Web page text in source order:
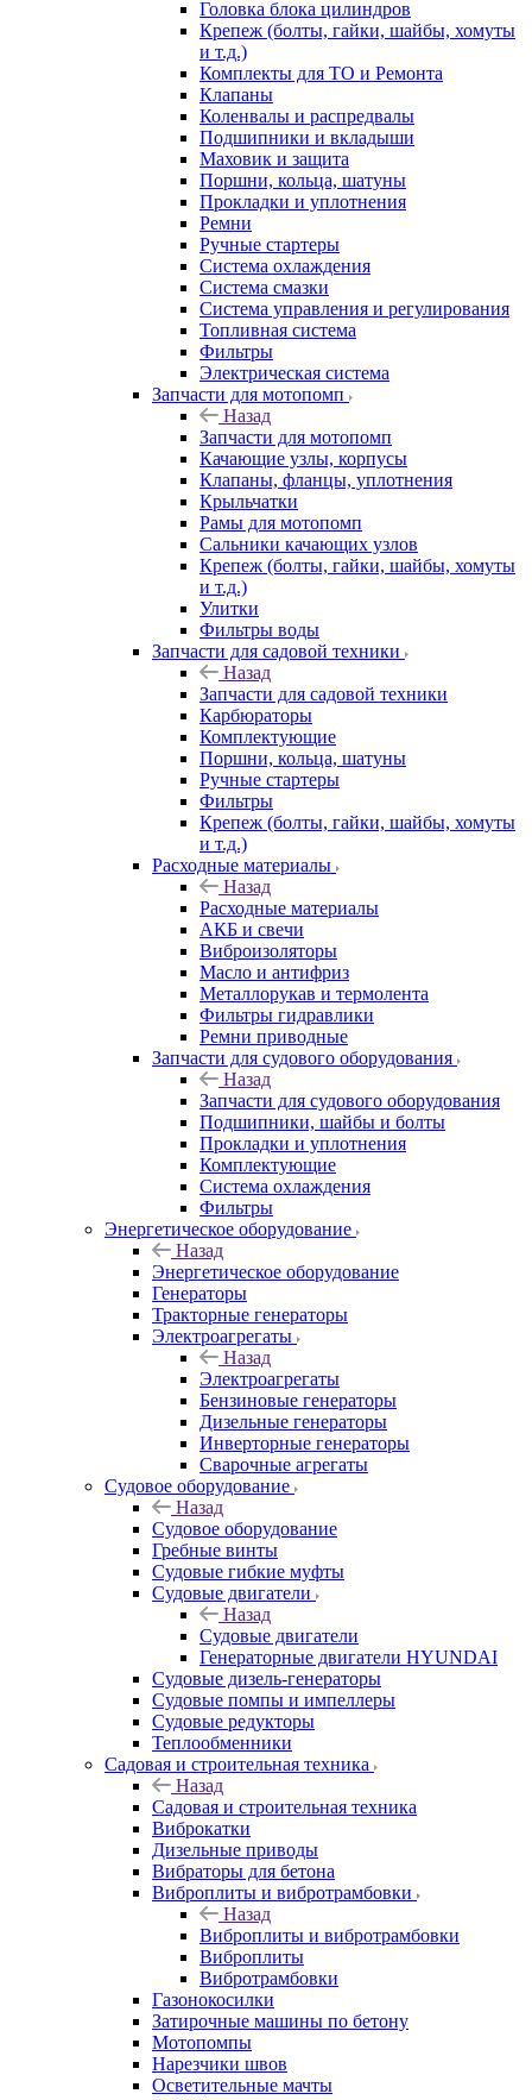
Головка блока цилиндров
Крепеж (болты, гайки, шайбы, хомуты
и т.д.)
Комплекты для ТО и Ремонта
Клапаны
Коленвалы и распредвалы
Подшипники и вкладыши
Маховик и защита
Поршни, кольца, шатуны
Прокладки и уплотнения
Ремни
Ручные стартеры
Система охлаждения
Система смазки
Система управления и регулирования
Топливная система
Фильтры
Электрическая система
Запчасти для мотопомп
Назад
Запчасти для мотопомп
Качающие узлы, корпусы
Клапаны, фланцы, уплотнения
Крыльчатки
Рамы для мотопомп
Сальники качающих узлов
Крепеж (болты, гайки, шайбы, хомуты
и т.д.)
Улитки
Фильтры воды
Запчасти для садовой техники
Назад
Запчасти для садовой техники
Карбюраторы
Комплектующие
Поршни, кольца, шатуны
Ручные стартеры
Фильтры
Крепеж (болты, гайки, шайбы, хомуты
и т.д.)
Расходные материалы
Назад
Расходные материалы
АКБ и свечи
Виброизоляторы
Масло и антифриз
Металлорукав и термолента
Фильтры гидравлики
Ремни приводные
Запчасти для судового оборудования
Назад
Запчасти для судового оборудования
Подшипники, шайбы и болты
Прокладки и уплотнения
Комплектующие
Система охлаждения
Фильтры
Энергетическое оборудование
Назад
Энергетическое оборудование
Генераторы
Тракторные генераторы
Электроагрегаты
Назад
Электроагрегаты
Бензиновые генераторы
Дизельные генераторы
Инверторные генераторы
Сварочные агрегаты
Судовое оборудование
Назад
Судовое оборудование
Гребные винты
Судовые гибкие муфты
Судовые двигатели
Назад
Судовые двигатели
Генераторные двигатели HYUNDAI
Судовые дизель-генераторы
Судовые помпы и импеллеры
Судовые редукторы
Теплообменники
Садовая и строительная техника
Назад
Садовая и строительная техника
Виброкатки
Дизельные приводы
Вибраторы для бетона
Виброплиты и вибротрамбовки
Назад
Виброплиты и вибротрамбовки
Виброплиты
Вибротрамбовки
Газонокосилки
Затирочные машины по бетону
Мотопомпы
Нарезчики швов
Осветительные мачты